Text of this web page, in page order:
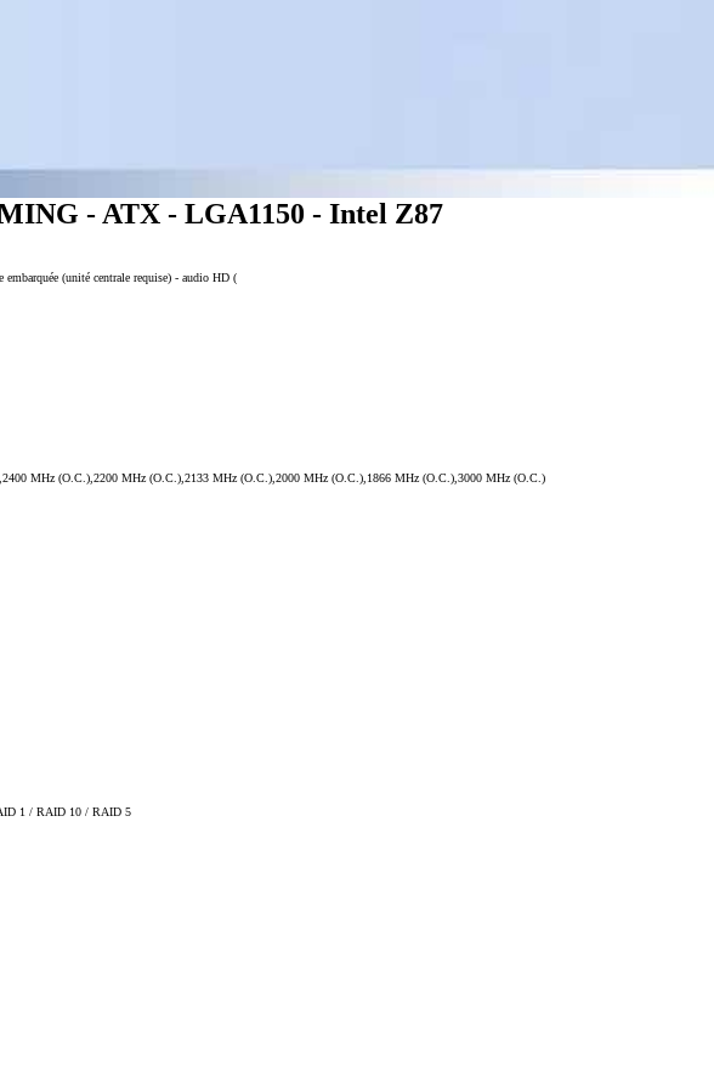
- ATX - LGA1150 - Intel Z87
(unité centrale requise) - audio HD (
MHz (O.C.),2200 MHz (O.C.),2133 MHz (O.C.),2000 MHz (O.C.),1866 MHz (O.C.),3000 MHz (O.C.)
1 / RAID 10 / RAID 5